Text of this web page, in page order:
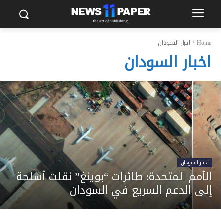
Home اخبار السودان
اخبار السودان
اخبار السودان
الأمم المتحدة: طائرات “بوينغ” نقلت أسلحة
إلى الدعم السريع في السودان